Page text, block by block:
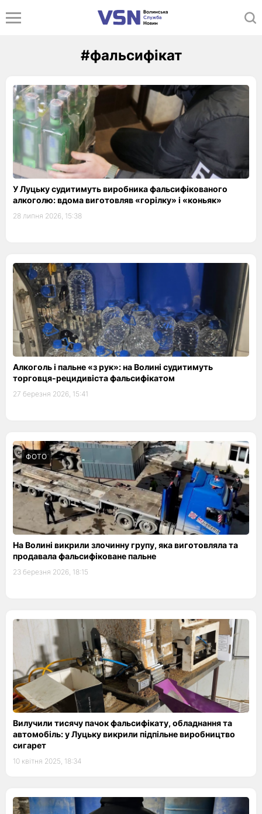
#фальсифікат
У Луцьку судитимуть виробника фальсифікованого
алкоголю: вдома виготовляв «горілку» і «коньяк»
28 липня 2026, 15:38
Алкоголь і пальне «з рук»: на Волині судитимуть
торговця-рецидивіста фальсифікатом
27 березня 2026, 15:41
ФОТО
На Волині викрили злочинну групу, яка виготовляла та
продавала фальсифіковане пальне
23 березня 2026, 18:15
Вилучили тисячу пачок фальсифікату, обладнання та
автомобіль: у Луцьку викрили підпільне виробництво
сигарет
10 квітня 2025, 18:34